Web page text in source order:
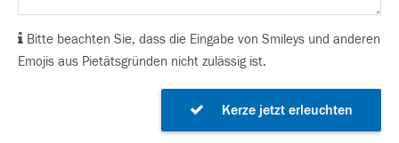
Bitte beachten Sie, dass die Eingabe von Smileys und anderen
Emojis aus Pietätsgründen nicht zulässig ist.
Kerze jetzt erleuchten